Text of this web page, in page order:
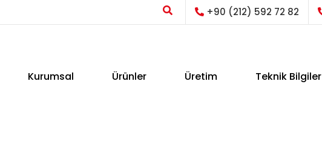
+90 (212) 592 72 82
Kurumsal Ürünler Üretim Teknik Bilgiler